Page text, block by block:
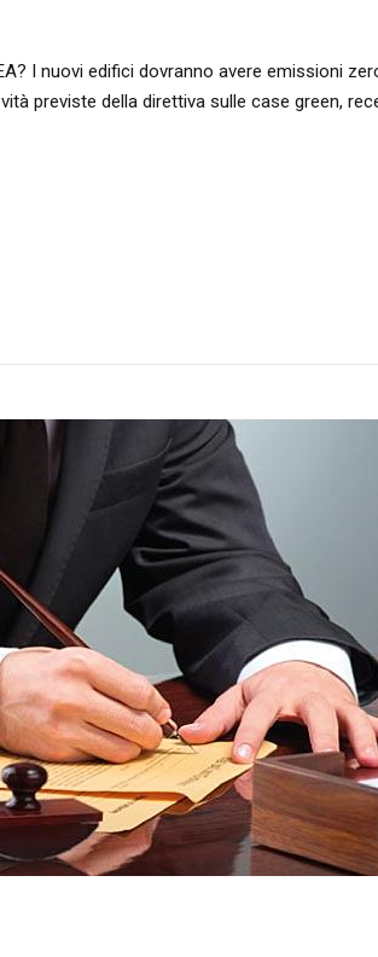
I nuovi edifici dovranno avere emissioni
previste della direttiva sulle case green,